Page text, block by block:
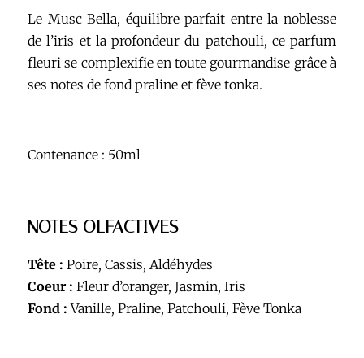
Le Musc Bella, équilibre parfait entre la noblesse
de l’iris et la profondeur du patchouli, ce parfum
fleuri se complexifie en toute gourmandise grâce à
ses notes de fond praline et fève tonka.
Contenance : 50ml
NOTES OLFACTIVES
Tête : Poire, Cassis, Aldéhydes
Coeur : Fleur d’oranger, Jasmin, Iris
Fond :Vanille, Praline, Patchouli, Fève Tonka